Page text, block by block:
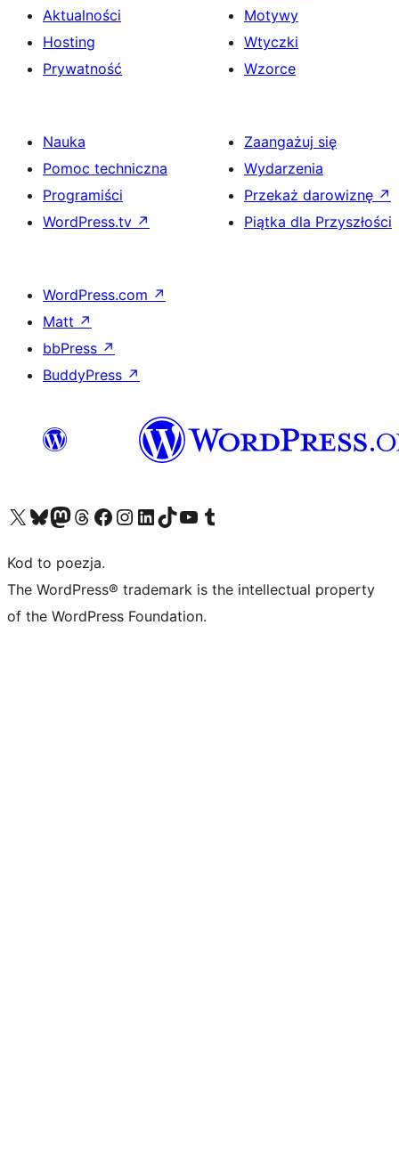
Aktualności
Hosting
Prywatność
Motywy
Wtyczki
Wzorce
Nauka
Pomoc techniczna
Programiści
WordPress.tv ↗
Zaangażuj się
Wydarzenia
Przekaż darowiznę ↗
Piątka dla Przyszłości
WordPress.com ↗
Matt ↗
bbPress ↗
BuddyPress ↗
Odwiedź nasze konto X (dawniej Twitter)
Odwiedź nasze konto Bluesky
Odwiedź nasze konto na Mastodoncie
Odwiedź naszego Threadsa
Odwiedź naszego Facebooka
Odwiedź nasze konto na Instagramie
Odwiedź nasze konto na LinkedIn
Odwiedź naszego TikToka
Odwiedź nasz kanał YouTube
Odwiedź naszego Tumblra
Kod to poezja.
The WordPress® trademark is the intellectual property
of the WordPress Foundation.